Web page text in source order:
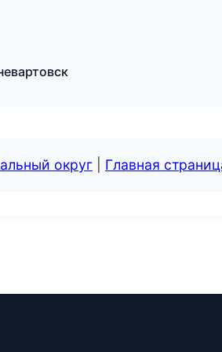
округ Главная